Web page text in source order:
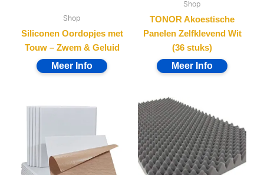
Shop
Witte Akoestische
Panelen 30x30cm (12
stuks)
Shop
Noppenschuim
100x50x4cm –
Geluidsisolatie